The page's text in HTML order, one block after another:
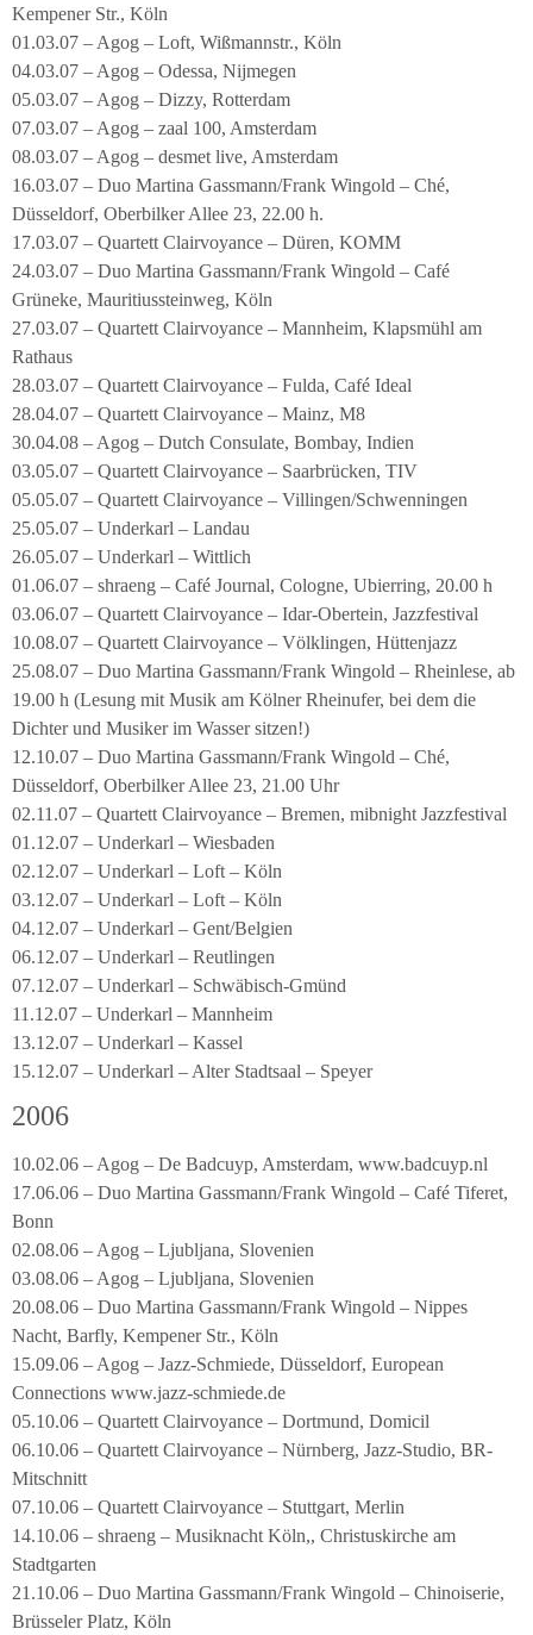
Kempener Str., Köln
01.03.07 – Agog – Loft, Wißmannstr., Köln
04.03.07 – Agog – Odessa, Nijmegen
05.03.07 – Agog – Dizzy, Rotterdam
07.03.07 – Agog – zaal 100, Amsterdam
08.03.07 – Agog – desmet live, Amsterdam
16.03.07 – Duo Martina Gassmann/Frank Wingold – Ché,
Düsseldorf, Oberbilker Allee 23, 22.00 h.
17.03.07 – Quartett Clairvoyance – Düren, KOMM
24.03.07 – Duo Martina Gassmann/Frank Wingold – Café
Grüneke, Mauritiussteinweg, Köln
27.03.07 – Quartett Clairvoyance – Mannheim, Klapsmühl am
Rathaus
28.03.07 – Quartett Clairvoyance – Fulda, Café Ideal
28.04.07 – Quartett Clairvoyance – Mainz, M8
30.04.08 – Agog – Dutch Consulate, Bombay, Indien
03.05.07 – Quartett Clairvoyance – Saarbrücken, TIV
05.05.07 – Quartett Clairvoyance – Villingen/Schwenningen
25.05.07 – Underkarl – Landau
26.05.07 – Underkarl – Wittlich
01.06.07 – shraeng – Café Journal, Cologne, Ubierring, 20.00 h
03.06.07 – Quartett Clairvoyance – Idar-Obertein, Jazzfestival
10.08.07 – Quartett Clairvoyance – Völklingen, Hüttenjazz
25.08.07 – Duo Martina Gassmann/Frank Wingold – Rheinlese, ab
19.00 h (Lesung mit Musik am Kölner Rheinufer, bei dem die
Dichter und Musiker im Wasser sitzen!)
12.10.07 – Duo Martina Gassmann/Frank Wingold – Ché,
Düsseldorf, Oberbilker Allee 23, 21.00 Uhr
02.11.07 – Quartett Clairvoyance – Bremen, mibnight Jazzfestival
01.12.07 – Underkarl – Wiesbaden
02.12.07 – Underkarl – Loft – Köln
03.12.07 – Underkarl – Loft – Köln
04.12.07 – Underkarl – Gent/Belgien
06.12.07 – Underkarl – Reutlingen
07.12.07 – Underkarl – Schwäbisch-Gmünd
11.12.07 – Underkarl – Mannheim
13.12.07 – Underkarl – Kassel
15.12.07 – Underkarl – Alter Stadtsaal – Speyer
2006
10.02.06 – Agog – De Badcuyp, Amsterdam, www.badcuyp.nl
17.06.06 – Duo Martina Gassmann/Frank Wingold – Café Tiferet,
Bonn
02.08.06 – Agog – Ljubljana, Slovenien
03.08.06 – Agog – Ljubljana, Slovenien
20.08.06 – Duo Martina Gassmann/Frank Wingold – Nippes
Nacht, Barfly, Kempener Str., Köln
15.09.06 – Agog – Jazz-Schmiede, Düsseldorf, European
Connections www.jazz-schmiede.de
05.10.06 – Quartett Clairvoyance – Dortmund, Domicil
06.10.06 – Quartett Clairvoyance – Nürnberg, Jazz-Studio, BR-
Mitschnitt
07.10.06 – Quartett Clairvoyance – Stuttgart, Merlin
14.10.06 – shraeng – Musiknacht Köln,, Christuskirche am
Stadtgarten
21.10.06 – Duo Martina Gassmann/Frank Wingold – Chinoiserie,
Brüsseler Platz, Köln